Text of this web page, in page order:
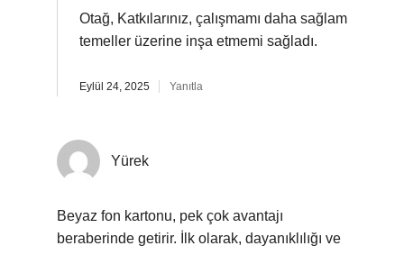
Otağ, Katkılarınız, çalışmamı daha sağlam
temeller üzerine inşa etmemi sağladı.
Eylül 24, 2025 Yanıtla
Yürek
Beyaz fon kartonu, pek çok avantajı
beraberinde getirir. İlk olarak, dayanıklılığı ve